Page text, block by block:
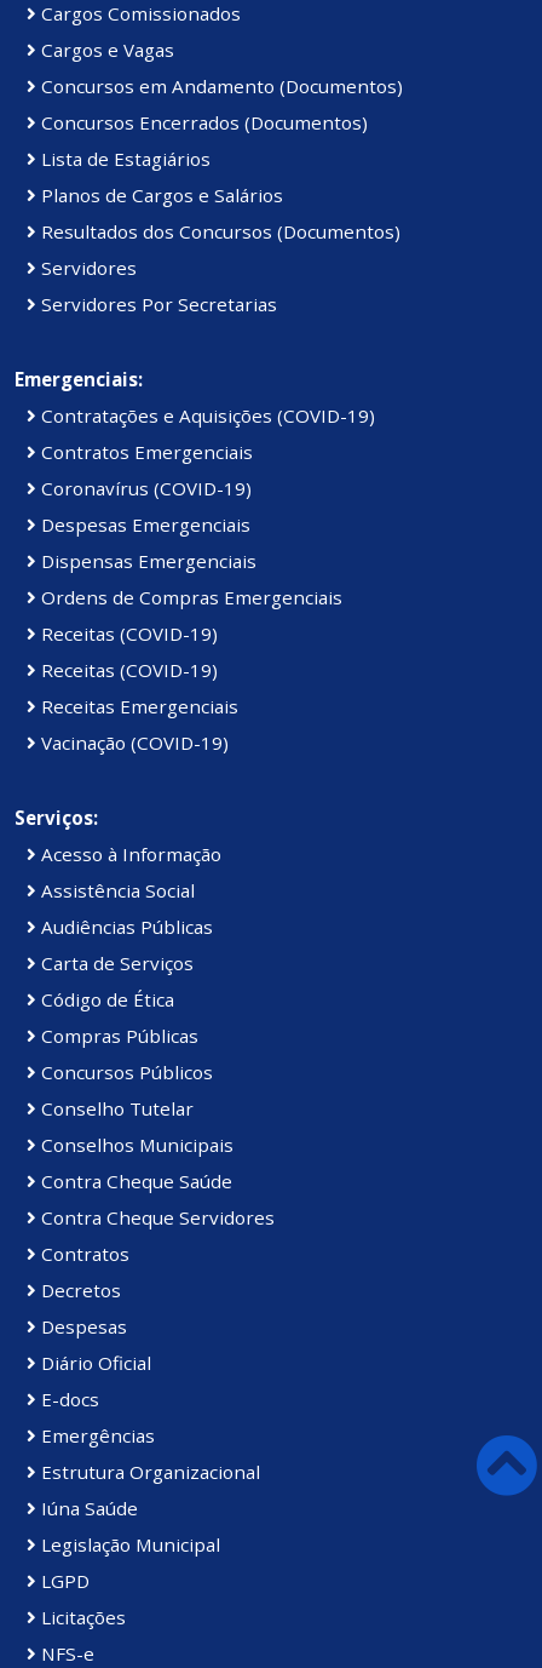
Cargos Comissionados
Cargos e Vagas
Concursos em Andamento (Documentos)
Concursos Encerrados (Documentos)
Lista de Estagiários
Planos de Cargos e Salários
Resultados dos Concursos (Documentos)
Servidores
Servidores Por Secretarias
Emergenciais:
Contratações e Aquisições (COVID-19)
Contratos Emergenciais
Coronavírus (COVID-19)
Despesas Emergenciais
Dispensas Emergenciais
Ordens de Compras Emergenciais
Receitas (COVID-19)
Receitas (COVID-19)
Receitas Emergenciais
Vacinação (COVID-19)
Serviços:
Acesso à Informação
Assistência Social
Audiências Públicas
Carta de Serviços
Código de Ética
Compras Públicas
Concursos Públicos
Conselho Tutelar
Conselhos Municipais
Contra Cheque Saúde
Contra Cheque Servidores
Contratos
Decretos
Despesas
Diário Oficial
E-docs
Emergências
Estrutura Organizacional
Iúna Saúde
Legislação Municipal
LGPD
Licitações
NFS-e